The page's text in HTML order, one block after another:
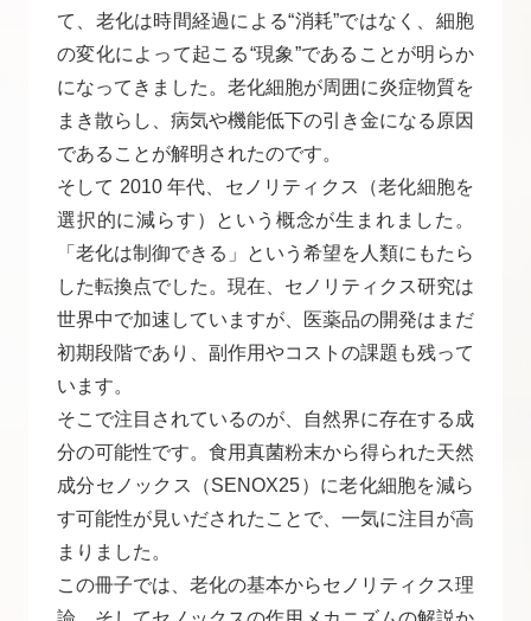
て、老化は時間経過による“消耗”ではなく、細胞
の変化によって起こる“現象”であることが明らか
になってきました。老化細胞が周囲に炎症物質を
まき散らし、病気や機能低下の引き金になる原因
であることが解明されたのです。
そして 2010 年代、セノリティクス（老化細胞を
選択的に減らす）という概念が生まれました。
「老化は制御できる」という希望を人類にもたら
した転換点でした。現在、セノリティクス研究は
世界中で加速していますが、医薬品の開発はまだ
初期段階であり、副作用やコストの課題も残って
います。
そこで注目されているのが、自然界に存在する成
分の可能性です。食用真菌粉末から得られた天然
成分セノックス（SENOX25）に老化細胞を減ら
す可能性が見いだされたことで、一気に注目が高
まりました。
この冊子では、老化の基本からセノリティクス理